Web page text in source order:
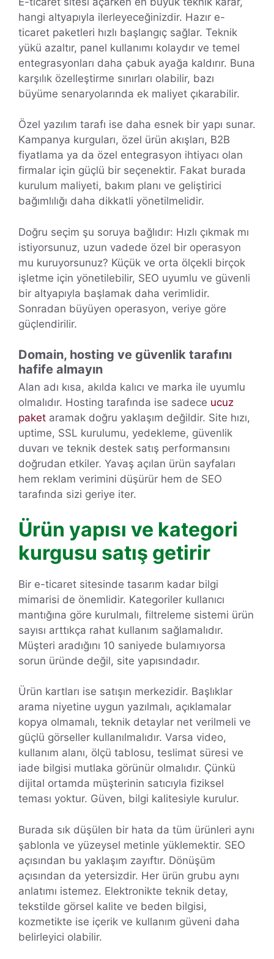
hangi altyapıyla ilerleyeceğinizdir. Hazır e-
ticaret paketleri hızlı başlangıç sağlar. Teknik
yükü azaltır, panel kullanımı kolaydır ve temel
entegrasyonları daha çabuk ayağa kaldırır. Buna
karşılık özelleştirme sınırları olabilir, bazı
büyüme senaryolarında ek maliyet çıkarabilir.
Özel yazılım tarafı ise daha esnek bir yapı sunar.
Kampanya kurguları, özel ürün akışları, B2B
fiyatlama ya da özel entegrasyon ihtiyacı olan
firmalar için güçlü bir seçenektir. Fakat burada
kurulum maliyeti, bakım planı ve geliştirici
bağımlılığı daha dikkatli yönetilmelidir.
Doğru seçim şu soruya bağlıdır: Hızlı çıkmak mı
istiyorsunuz, uzun vadede özel bir operasyon
mu kuruyorsunuz? Küçük ve orta ölçekli birçok
işletme için yönetilebilir, SEO uyumlu ve güvenli
bir altyapıyla başlamak daha verimlidir.
Sonradan büyüyen operasyon, veriye göre
güçlendirilir.
Domain, hosting ve güvenlik tarafını
hafife almayın
Alan adı kısa, akılda kalıcı ve marka ile uyumlu
olmalıdır. Hosting tarafında ise sadece ucuz
paket aramak doğru yaklaşım değildir. Site hızı,
uptime, SSL kurulumu, yedekleme, güvenlik
duvarı ve teknik destek satış performansını
doğrudan etkiler. Yavaş açılan ürün sayfaları
hem reklam verimini düşürür hem de SEO
tarafında sizi geriye iter.
Ürün yapısı ve kategori
kurgusu satış getirir
Bir e-ticaret sitesinde tasarım kadar bilgi
mimarisi de önemlidir. Kategoriler kullanıcı
mantığına göre kurulmalı, filtreleme sistemi ürün
sayısı arttıkça rahat kullanım sağlamalıdır.
Müşteri aradığını 10 saniyede bulamıyorsa
sorun üründe değil, site yapısındadır.
Ürün kartları ise satışın merkezidir. Başlıklar
arama niyetine uygun yazılmalı, açıklamalar
kopya olmamalı, teknik detaylar net verilmeli ve
güçlü görseller kullanılmalıdır. Varsa video,
kullanım alanı, ölçü tablosu, teslimat süresi ve
iade bilgisi mutlaka görünür olmalıdır. Çünkü
dijital ortamda müşterinin satıcıyla fiziksel
teması yoktur. Güven, bilgi kalitesiyle kurulur.
Burada sık düşülen bir hata da tüm ürünleri aynı
şablonla ve yüzeysel metinle yüklemektir. SEO
açısından bu yaklaşım zayıftır. Dönüşüm
açısından da yetersizdir. Her ürün grubu aynı
anlatımı istemez. Elektronikte teknik detay,
tekstilde görsel kalite ve beden bilgisi,
kozmetikte ise içerik ve kullanım güveni daha
belirleyici olabilir.